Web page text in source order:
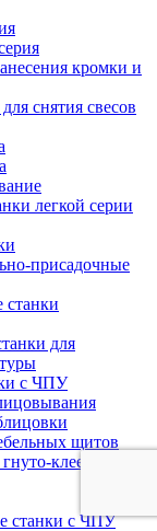
кромки и
снятия свесов
легкой серии
присадочные
станки
для
с ЧПУ
щитов
клееных
станки с ЧПУ